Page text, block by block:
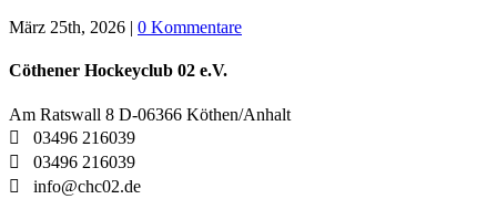
März 25th, 2026 | 0 Kommentare
Cöthener Hockeyclub 02 e.V.
Am Ratswall 8 D-06366 Köthen/Anhalt

03496 216039

03496 216039

info@chc02.de